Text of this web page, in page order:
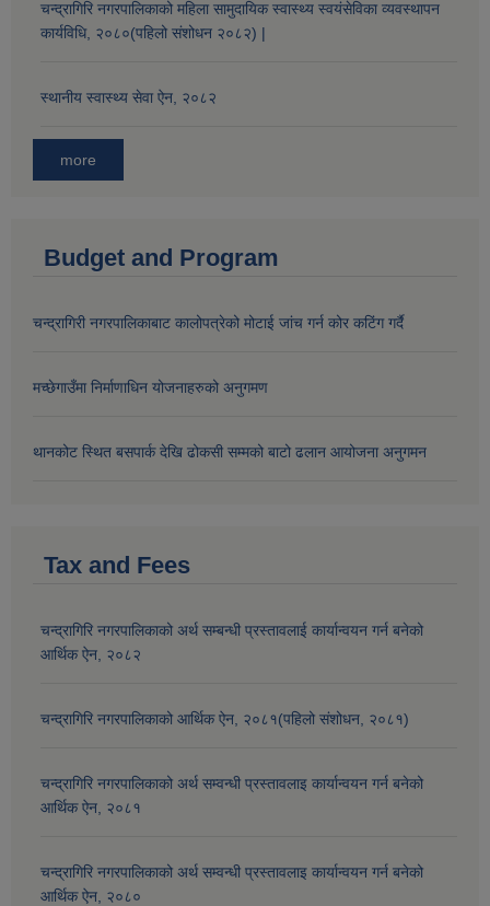
चन्द्रागिरि नगरपालिकाको महिला सामुदायिक स्वास्थ्य स्वयंसेविका व्यवस्थापन
कार्यविधि, २०८०(पहिलो संशोधन २०८२) |
स्थानीय स्वास्थ्य सेवा ऐन, २०८२
more
Budget and Program
चन्द्रागिरी नगरपालिकाबाट कालोपत्रेको मोटाई जांच गर्न कोर कटिंग गर्दै
मच्छेगाउँमा निर्माणाधिन योजनाहरुको अनुगमण
थानकोट स्थित बसपार्क देखि ढोकसी सम्मको बाटो ढलान आयोजना अनुगमन
Tax and Fees
चन्द्रागिरि नगरपालिकाको अर्थ सम्बन्धी प्रस्तावलाई कार्यान्वयन गर्न बनेको
आर्थिक ऐन, २०८२
चन्द्रागिरि नगरपालिकाको आर्थिक ऐन, २०८१(पहिलो संशोधन, २०८१)
चन्द्रागिरि नगरपालिकाको अर्थ सम्वन्धी प्रस्तावलाइ कार्यान्वयन गर्न बनेको
आर्थिक ऐन, २०८१
चन्द्रागिरि नगरपालिकाको अर्थ सम्वन्धी प्रस्तावलाइ कार्यान्वयन गर्न बनेको
आर्थिक ऐन, २०८०